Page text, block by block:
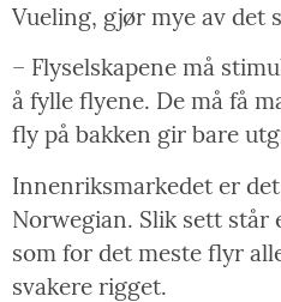
Vueling, gjør mye av det
– Flyselskapene må
å fylle flyene. De må få
fly på bakken gir bare
Innenriksmarkedet er
Norwegian. Slik sett står
som for det meste flyr
svakere rigget.